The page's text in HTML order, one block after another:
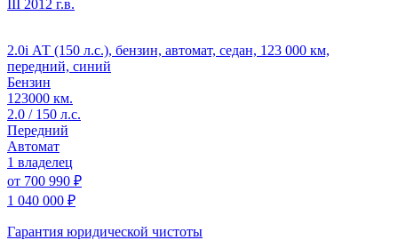
2012 г.в.
2.0i АТ (150 л.с.), бензин, автомат, седан, 123 000 км,
передний, синий
Бензин
123000 км.
2.0 / 150 л.с.
Передний
Автомат
1 владелец
от 700 990 ₽
1 040 000 ₽
Гарантия юридической чистоты